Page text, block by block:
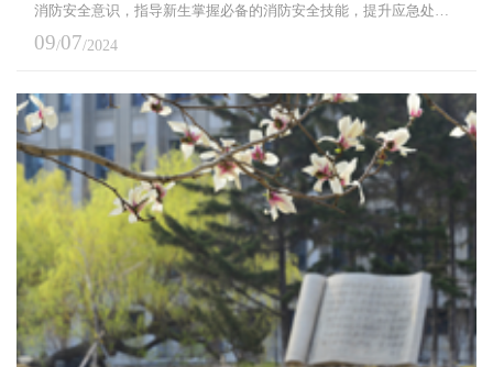
消防安全意识，指导新生掌握必备的消防安全技能，提升应急处突
的能力，9月5日下午，东北大学2024级学生消防演练大会在南湖校
32126部队少校赵赫以及相关部门和学院负责同志出席大会。王辉表
示，安全是人类永恒的话题，是个人发展的前提，是家庭幸...
09/07/2024